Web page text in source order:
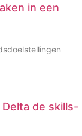
in een
de skills-